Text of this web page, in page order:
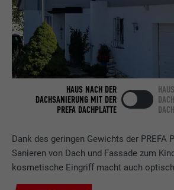
Dank des geringen Gewichts der PREFA
Sanieren von Dach und Fassade zum
kosmetische Eingriff macht auch
HAUS NACH DER
DACHSANIERUNG MIT DER
PREFA DACHPLATTE
Zweck
Verwendet vom Social-
LinkedIn für die
Verwendung von
Dienstleistungen.
Name UserMatchHistory
Laufzeit 29 Tage
Wird verwendet, um